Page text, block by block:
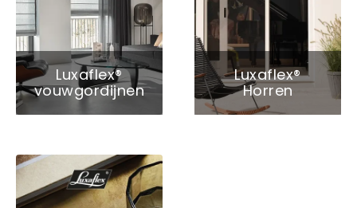
Luxaflex®
vouwgordijnen
Luxaflex®
Horren